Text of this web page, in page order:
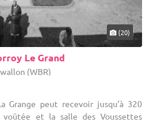
(20)
Le Grand
(WBR)
Grange peut recevoir jusqu’à 320
voûtée et la salle des Voussettes